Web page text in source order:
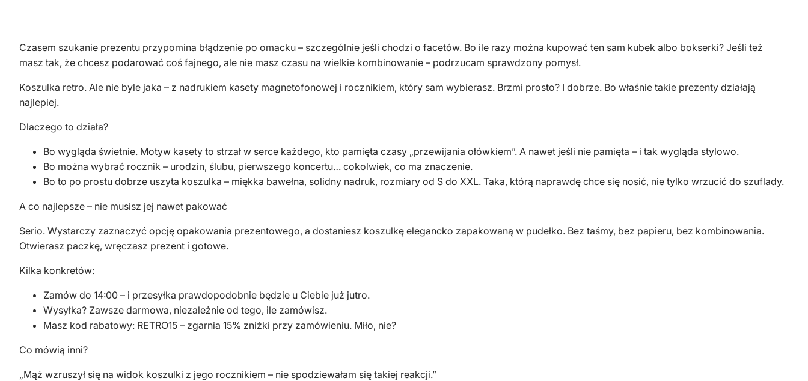
Czasem szukanie prezentu przypomina błądzenie po omacku – szczególnie jeśli chodzi o facetów. Bo ile razy można kupować ten sam kubek albo bokserki? Jeśli też
masz tak, że chcesz podarować coś fajnego, ale nie masz czasu na wielkie kombinowanie – podrzucam sprawdzony pomysł.
Koszulka retro. Ale nie byle jaka – z nadrukiem kasety magnetofonowej i rocznikiem, który sam wybierasz. Brzmi prosto? I dobrze. Bo właśnie takie prezenty działają
najlepiej.
‍Dlaczego to działa?
Bo wygląda świetnie. Motyw kasety to strzał w serce każdego, kto pamięta czasy „przewijania ołówkiem”. A nawet jeśli nie pamięta – i tak wygląda stylowo.
Bo można wybrać rocznik – urodzin, ślubu, pierwszego koncertu… cokolwiek, co ma znaczenie.
Bo to po prostu dobrze uszyta koszulka – miękka bawełna, solidny nadruk, rozmiary od S do XXL. Taka, którą naprawdę chce się nosić, nie tylko wrzucić do szuflady.
‍A co najlepsze – nie musisz jej nawet pakować
Serio. Wystarczy zaznaczyć opcję opakowania prezentowego, a dostaniesz koszulkę elegancko zapakowaną w pudełko. Bez taśmy, bez papieru, bez kombinowania.
Otwierasz paczkę, wręczasz prezent i gotowe.
‍Kilka konkretów:
Zamów do 14:00 – i przesyłka prawdopodobnie będzie u Ciebie już jutro.
Wysyłka? Zawsze darmowa, niezależnie od tego, ile zamówisz.
Masz kod rabatowy: RETRO15 – zgarnia 15% zniżki przy zamówieniu. Miło, nie?
‍Co mówią inni?
„Mąż wzruszył się na widok koszulki z jego rocznikiem – nie spodziewałam się takiej reakcji.”